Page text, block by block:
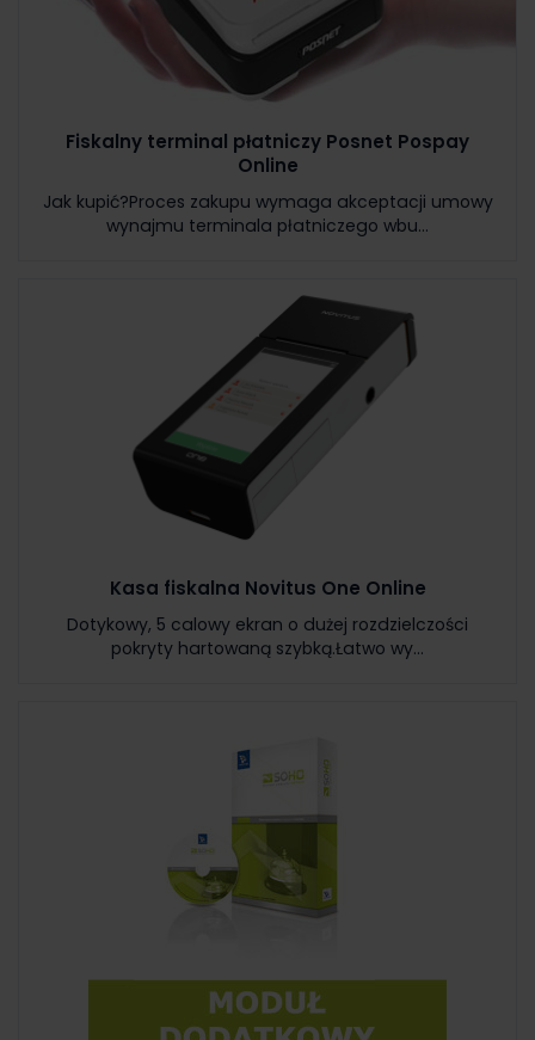
Fiskalny terminal płatniczy Posnet Pospay
Online
Jak kupić?Proces zakupu wymaga akceptacji umowy
wynajmu terminala płatniczego wbu...
Kasa fiskalna Novitus One Online
Dotykowy, 5 calowy ekran o dużej rozdzielczości
pokryty hartowaną szybką.Łatwo wy...